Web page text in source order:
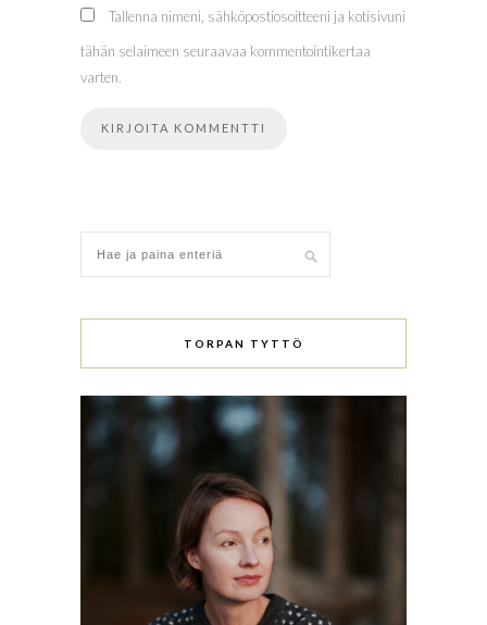
Tallenna nimeni, sähköpostiosoitteeni ja kotisivuni
tähän selaimeen seuraavaa kommentointikertaa
varten.
TORPAN TYTTÖ